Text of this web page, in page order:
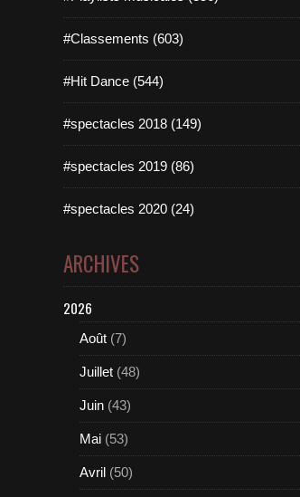
#Classements (603)
#Hit Dance (544)
#spectacles 2018 (149)
#spectacles 2019 (86)
#spectacles 2020 (24)
ARCHIVES
2026
Août (7)
Juillet (48)
Juin (43)
Mai (53)
Avril (50)